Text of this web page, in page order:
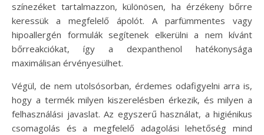
színezéket tartalmazzon, különösen, ha érzékeny bőrre
keressük a megfelelő ápolót. A parfümmentes vagy
hipoallergén formulák segítenek elkerülni a nem kívánt
bőrreakciókat, így a dexpanthenol hatékonysága
maximálisan érvényesülhet.
Végül, de nem utolsósorban, érdemes odafigyelni arra is,
hogy a termék milyen kiszerelésben érkezik, és milyen a
felhasználási javaslat. Az egyszerű használat, a higiénikus
csomagolás és a megfelelő adagolási lehetőség mind